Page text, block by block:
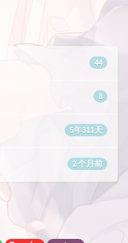
44
8
5年311天
2 个月前